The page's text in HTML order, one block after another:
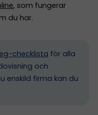
, som fungerar
du har.
checklista för alla
och
enskild firma kan du